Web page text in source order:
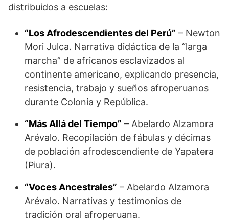
distribuidos a escuelas:
“Los Afrodescendientes del Perú” – Newton
Mori Julca. Narrativa didáctica de la “larga
marcha” de africanos esclavizados al
continente americano, explicando presencia,
resistencia, trabajo y sueños afroperuanos
durante Colonia y República.
“Más Allá del Tiempo” – Abelardo Alzamora
Arévalo. Recopilación de fábulas y décimas
de población afrodescendiente de Yapatera
(Piura).
“Voces Ancestrales” – Abelardo Alzamora
Arévalo. Narrativas y testimonios de
tradición oral afroperuana.